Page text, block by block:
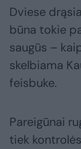
Dviese
būna tokie
saugūs –
skelbiama
feisbuke.
Pareigūnai
tiek